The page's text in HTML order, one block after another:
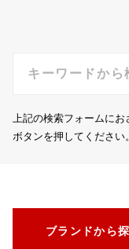
上記の検索フォームにお
ボタンを押してください。
ブランドから